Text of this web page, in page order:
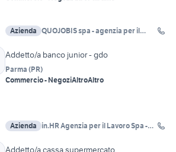
Azienda QUOJOBIS spa - agenzia per il
Addetto/a banco junior - gdo
Parma (PR)
Commercio - NegoziAltroAltro
Azienda
in.HR Agenzia per il Lavoro Spa -
Addetto/a cassa supermercato